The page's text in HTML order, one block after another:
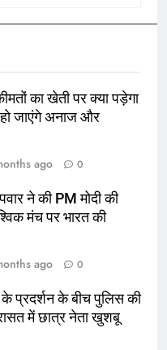
का खेती पर क्या पड़ेगा
जाएंगे अनाज और
ago 0
ने की PM मोदी की
मंच पर भारत की
ago 0
प्रदर्शन के बीच पुलिस की
में छात्र नेता खुशबू